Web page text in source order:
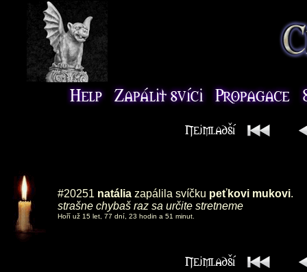
#20251 natália zapálila svíčku peťkovi mukovi.
strašne chybaš raz sa určite stretneme
Hoří už 15 let, 77 dní, 23 hodin a 51 minut.